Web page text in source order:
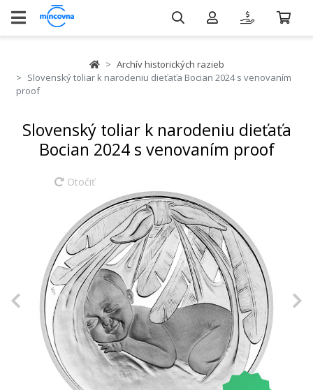
Archív historických razieb
Slovenský toliar k narodeniu dieťaťa Bocian 2024 s venovaním
proof
Slovenský toliar k narodeniu dieťaťa
Bocian 2024 s venovaním proof
Otočiť
Previous